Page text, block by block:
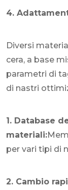
4.
Diversi
cera, a base
parametri di
di nastri
1. Database
materiali:
per vari tipi di
2. Cambio